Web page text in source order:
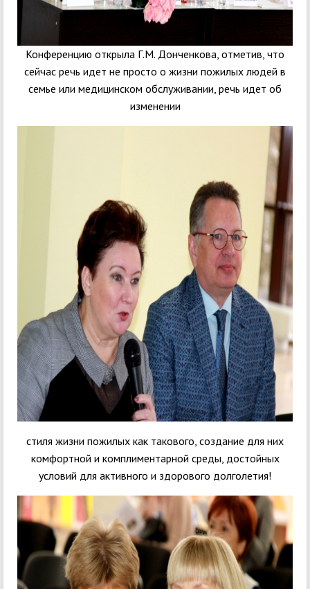
Конференцию открыла Г.М. Донченкова, отметив, что
сейчас речь идет не просто о жизни пожилых людей в
семье или медицинском обслуживании, речь идет об
изменении
стиля жизни пожилых как такового, создание для них
комфортной и комплиментарной среды, достойных
условий для активного и здорового долголетия!